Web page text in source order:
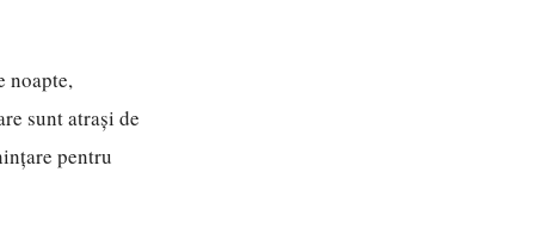
noapte,
sunt atrași de
pentru